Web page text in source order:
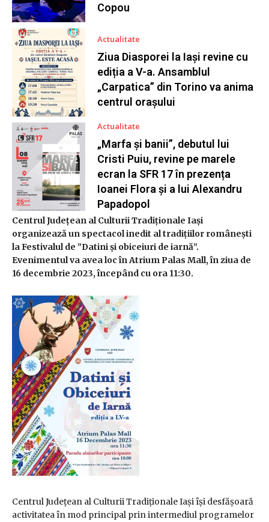
Centrul Județean al Culturii Tradiționale Iași
organizează un spectacol inedit al tradițiilor românești
la Festivalul de ”Datini și obiceiuri de iarnă”.
Evenimentul va avea loc în Atrium Palas Mall, în ziua de
16 decembrie 2023, începând cu ora 11:30.
Centrul Județean al Culturii Tradiționale Iași își desfășoară
activitatea în mod principal prin intermediul programelor
Copou
Actualitate
Ziua Diasporei la Iași revine cu
ediția a V-a. Ansamblul
„Carpatica” din Torino va anima
centrul orașului
Actualitate
„Marfa și banii”, debutul lui
Cristi Puiu, revine pe marele
ecran la SFR 17 în prezența
Ioanei Flora și a lui Alexandru
Papadopol